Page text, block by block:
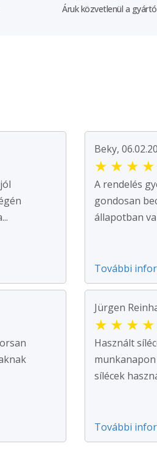
Áruk közvetlenül a
Beky,
★ ★ ★ ★
A rendelés
gondosan
állapotban
További
Jürgen
★ ★ ★ ★
Használt
sílécek
További